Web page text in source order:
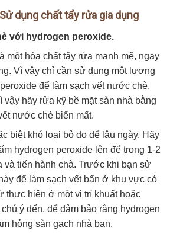
dụng chất tẩy rửa gia dụng
với hydrogen peroxide.
một hóa chất tẩy rửa mạnh mẽ, ngay
Vì vậy chỉ cần sử dụng một lượng
để làm sạch vết nước chè.
vậy hãy rửa kỹ bề mặt sàn nhà bằng
nước chè biến mất.
biệt khó loại bỏ do để lâu ngày. Hãy
hydrogen peroxide lên để trong 1-2
và tiến hành chà. Trước khi bạn sử
để làm sạch vết bẩn ở khu vực có
thực hiện ở một vị trí khuất hoặc
ý đến, để đảm bảo rằng hydrogen
hỏng sàn gạch nhà bạn.